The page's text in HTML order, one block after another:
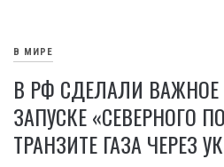
В МИРЕ
В РФ СДЕЛАЛИ ВАЖНОЕ
ЗАПУСКЕ «СЕВЕРНОГО
ТРАНЗИТЕ ГАЗА ЧЕРЕЗ